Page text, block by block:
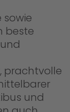
beste
prachtvolle
und